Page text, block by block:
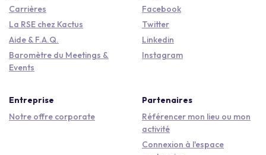
Carrières
La RSE chez Kactus
Aide & F.A.Q.
Baromètre du Meetings &
Events
Facebook
Twitter
Linkedin
Instagram
Entreprise
Notre offre corporate
Partenaires
Référencer mon lieu ou mon
activité
Connexion à l'espace